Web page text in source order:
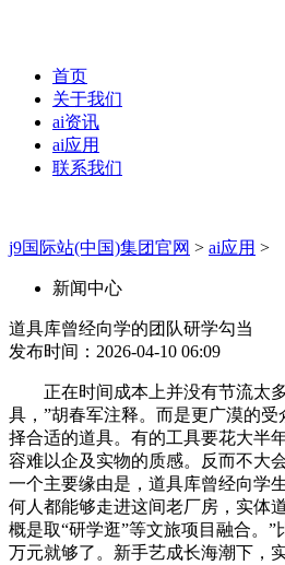
首页
关于我们
ai资讯
ai应用
联系我们
j9国际站(中国)集团官网 > ai应用 >
新闻中心
道具库曾经向学的团队研学勾当
发布时间：2026-04-10 06:09
正在时间成本上并没有节流太多
具，”胡春军注释。而是更广漠的
择合适的道具。有的工具要花大半
容难以企及实物的质感。反而不大
一个主要缘由是，道具库曾经向学
何人都能够走进这间老厂房，实体
概是取“研学逛”等文旅项目融合。
万元就够了。新手艺成长海潮下，